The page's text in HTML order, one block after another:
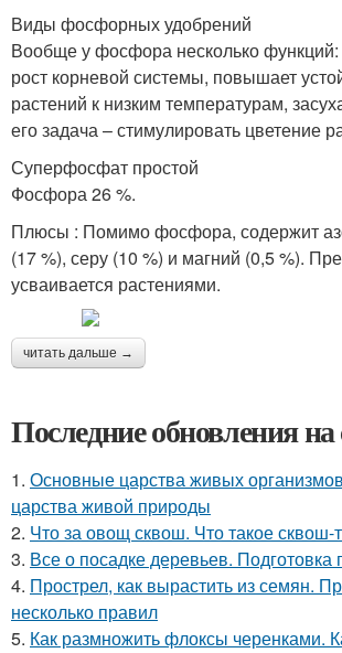
Виды фосфорных удобрений
Вообще у фосфора несколько функций:
рост корневой системы, повышает
растений к низким температурам,
его задача – стимулировать цветение
Суперфосфат простой
Фосфора 26 %.
Плюсы : Помимо фосфора, содержит
(17 %), серу (10 %) и магний (0,5 %).
усваивается растениями.
читать дальше →
Последние обновления на
1. Основные царства живых
царства живой природы
2. Что за овощ сквош. Что такое сквош-
3. Все о посадке деревьев.
4. Прострел, как вырастить из семян.
несколько правил
5. Как размножить флоксы черенками.